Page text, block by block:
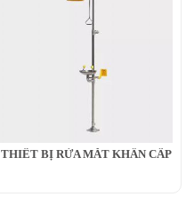
THIẾT BỊ RỬA MẮT KHẨN CẤP